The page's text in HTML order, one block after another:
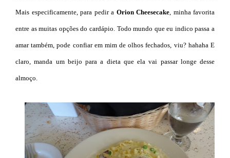
Mais especificamente, para pedir a Orion Cheesecake , minha favorita
entre as muitas opções do cardápio. Todo mundo que eu indico passa a
amar também, pode confiar em mim de olhos fechados, viu? hahaha E
claro, manda um beijo para a dieta que ela vai passar longe desse
almoço.